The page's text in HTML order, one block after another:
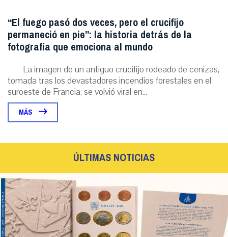
“El fuego pasó dos veces, pero el crucifijo
permaneció en pie”: la historia detrás de la
fotografía que emociona al mundo
La imagen de un antiguo crucifijo rodeado de cenizas,
tomada tras los devastadores incendios forestales en el
suroeste de Francia, se volvió viral en...
MÁS
ÚLTIMAS NOTICIAS